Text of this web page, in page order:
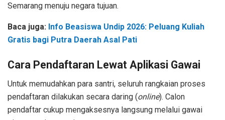
Semarang menuju negara tujuan.
Baca juga: Info Beasiswa Undip 2026: Peluang Kuliah
Gratis bagi Putra Daerah Asal Pati
Cara Pendaftaran Lewat Aplikasi Gawai
Untuk memudahkan para santri, seluruh rangkaian proses
pendaftaran dilakukan secara daring (online). Calon
pendaftar cukup mengaksesnya langsung melalui gawai